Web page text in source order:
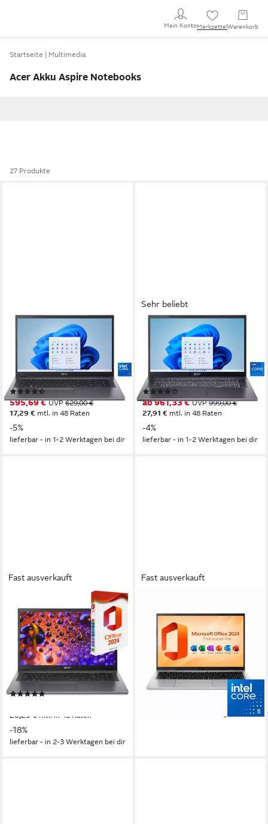
Mein KontoMerkzettel Warenkorb
Startseite Multimedia
Acer Akku Aspire Notebooks
27 Produkte
AG17-31P-37VQ Notebook
17,3 Zoll Bildschirmdiagonale
Intel Core 3 Prozessor
Intel Graphics Grafikkarte
(7)
595,69 € UVP629,00 €
17,29 € mtl. in 48 Raten
-5%
lieferbar - in 1-2 Werktagen bei dir
Sehr beliebt
Aspire 17 Notebook
17,3 Zoll Bildschirmdiagonale
Intel Core 7 Prozessor
Intel Graphics Grafikkarte
(20)
ab 961,33 € UVP999,00 €
27,91 € mtl. in 48 Raten
-4%
lieferbar - in 1-2 Werktagen bei dir
Fast ausverkauft
Aspire A17-51, Intel Core i5
120U, 16GB RAM, inkl. MS
Office 2024 Pro Notebook
17,3 Zoll Bildschirmdiagonale
Intel Intel Core i5 Prozessor
16 GB Arbeitsspeicher
(35)
20,29 € mtl. in 48 Raten
-18%
lieferbar - in 2-3 Werktagen bei dir
Fast ausverkauft
Aspire Go 15 Notebook
15.6 Zoll Bildschirmdiagonale
Prozessor
16 GB Arbeitsspeicher
ab 659,00 € 799,00 €
(329,50 €/ 1 Stk)
19,13 €mtl. in 48 Raten
lieferbar - in 3-4 Werktagen bei dir